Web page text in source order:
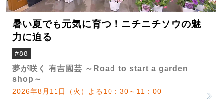
暑い夏でも元気に育つ！ニチニチソウの魅
力に迫る
#88
夢が咲く 有吉園芸 ～Road to start a garden
shop～
2026年8月11日（火）よる10：30～11：00